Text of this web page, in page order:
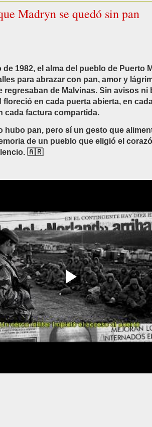
Madryn se quedó sin pan
de 1982, el alma del pueblo de Puerto
para abrazar con pan, amor y
regresaban de Malvinas. Sin avisos ni
floreció en cada puerta abierta, en
cada factura compartida.
hubo pan, pero sí un gesto que
de un pueblo que eligió el
🇦🇷